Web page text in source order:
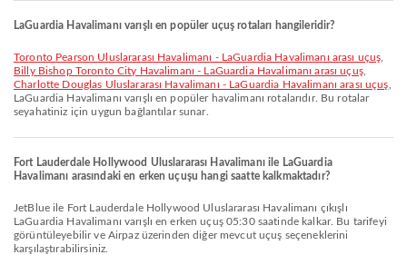
LaGuardia Havalimanı varışlı en popüler uçuş rotaları hangileridir?
Toronto Pearson Uluslararası Havalimanı - LaGuardia Havalimanı arası uçuş
Billy Bishop Toronto City Havalimanı - LaGuardia Havalimanı arası uçuş,
Charlotte Douglas Uluslararası Havalimanı - LaGuardia Havalimanı arası uçuş
LaGuardia Havalimanı varışlı en popüler havalimanı rotalarıdır. Bu rotalar
seyahatiniz için uygun bağlantılar sunar.
Fort Lauderdale Hollywood Uluslararası Havalimanı ile LaGuardia
Havalimanı arasındaki en erken uçuşu hangi saatte kalkmaktadır?
JetBlue ile Fort Lauderdale Hollywood Uluslararası Havalimanı çıkışlı
LaGuardia Havalimanı varışlı en erken uçuş 05:30 saatinde kalkar. Bu tarifeyi
görüntüleyebilir ve Airpaz üzerinden diğer mevcut uçuş seçeneklerini
karşılaştırabilirsiniz.